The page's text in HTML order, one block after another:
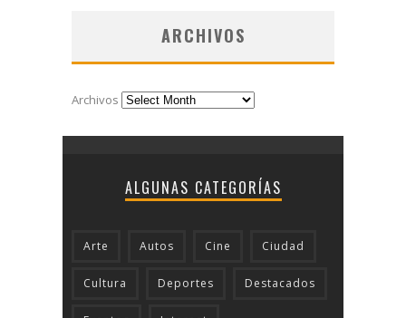
ARCHIVOS
Archivos
ALGUNAS CATEGORÍAS
Arte Autos Cine Ciudad
Cultura Deportes Destacados